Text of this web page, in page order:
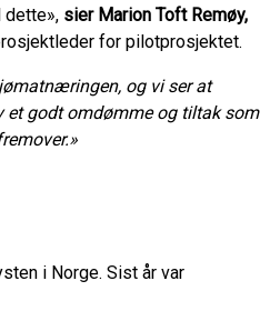
dette», sier Marion Toft Remøy,
for pilotprosjektet.
og vi ser at
et godt omdømme og tiltak som
i Norge. Sist år var